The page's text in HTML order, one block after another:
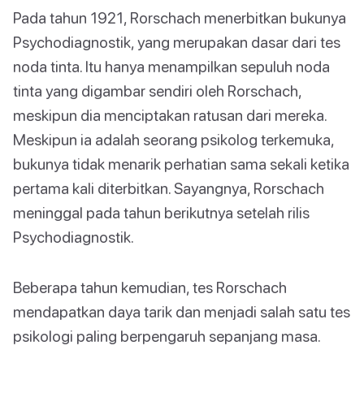
Pada tahun 1921, Rorschach menerbitkan bukunya
Psychodiagnostik, yang merupakan dasar dari tes
noda tinta. Itu hanya menampilkan sepuluh noda
tinta yang digambar sendiri oleh Rorschach,
meskipun dia menciptakan ratusan dari mereka.
Meskipun ia adalah seorang psikolog terkemuka,
bukunya tidak menarik perhatian sama sekali ketika
pertama kali diterbitkan. Sayangnya, Rorschach
meninggal pada tahun berikutnya setelah rilis
Psychodiagnostik.
Beberapa tahun kemudian, tes Rorschach
mendapatkan daya tarik dan menjadi salah satu tes
psikologi paling berpengaruh sepanjang masa.